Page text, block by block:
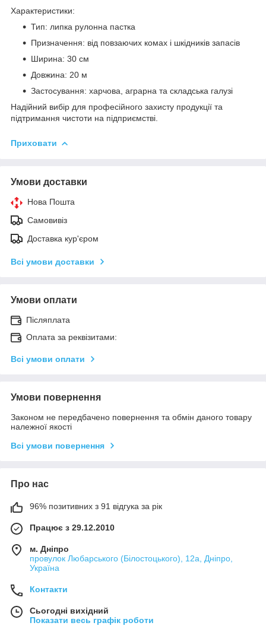
Характеристики:
Тип: липка рулонна пастка
Призначення: від повзаючих комах і шкідників запасів
Ширина: 30 см
Довжина: 20 м
Застосування: харчова, аграрна та складська галузі
Надійний вибір для професійного захисту продукції та
підтримання чистоти на підприємстві.
Приховати
Умови доставки
Нова Пошта
Самовивіз
Доставка кур'єром
Всі умови доставки
Умови оплати
Післяплата
Оплата за реквізитами:
Всі умови оплати
Умови повернення
Законом не передбачено повернення та обмін даного товару
належної якості
Всі умови повернення
Про нас
96% позитивних з 91 відгука за рік
Працює з 29.12.2010
м. Дніпро
провулок Любарського (Білостоцького), 12а, Дніпро,
Україна
Контакти
Сьогодні вихідний
Показати весь графік роботи